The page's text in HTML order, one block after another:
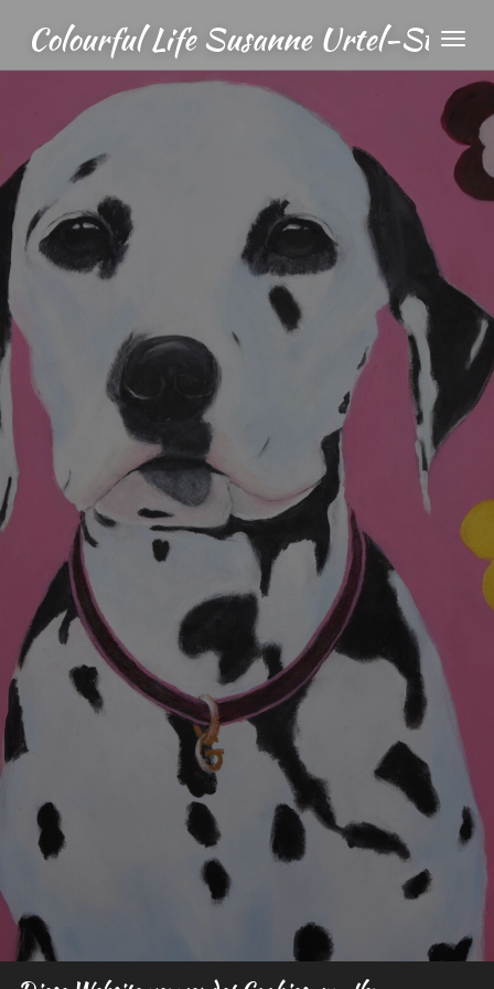
Zum
Hauptinhalt
springen
Colourful Life Susanne Urtel-